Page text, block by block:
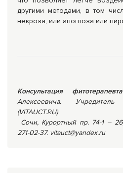
другими методами, в том
некроза, или апоптоза или
Консультация фитотерапевта
Алексеевича.
(VITAUCT.RU)
Сочи, Курортный пр. 74-1 –
271-02-37. vitauct@yandex.ru